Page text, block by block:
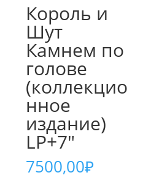
Король и
Шут
Камнем по
голове
(коллекцио
нное
издание)
LP+7″
7500,00₽